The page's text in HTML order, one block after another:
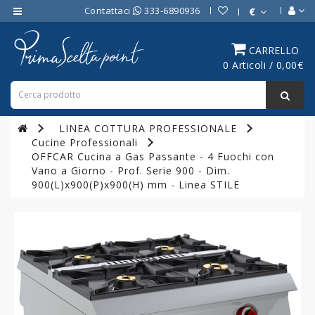
Contattaci 333-6890936 €
CARRELLO
0 Articoli / 0,00€
Category
ATTREZZATURE
BAR
ATTREZZATURE
PROFESSIONALI
CUCINA
FORNI
PROFESSIONALI
LINEA
LINEA COTTURA PROFESSIONALE
Cucine Professionali
OFFCAR Cucina a Gas Passante - 4 Fuochi con
Vano a Giorno - Prof. Serie 900 - Dim.
900(L)x900(P)x900(H) mm - Linea STILE